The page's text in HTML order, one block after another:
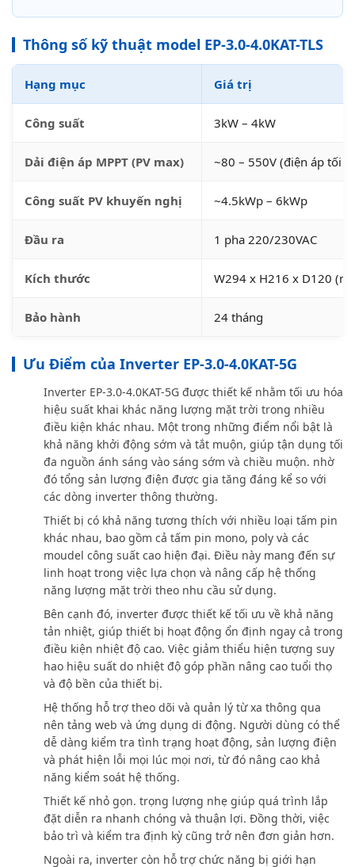
Thông số kỹ thuật model EP-3.0-4.0KAT-TLS
Hạng mục Giá trị
Công suất 3kW – 4kW
Dải điện áp MPPT (PV max) ~80 – 550V (điện áp tối
Công suất PV khuyến nghị ~4.5kWp – 6kWp
Đầu ra 1 pha 220/230VAC
Kích thước W294 x H216 x D120
Bảo hành 24 tháng
Ưu Điểm của Inverter EP-3.0-4.0KAT-5G
Inverter EP-3.0-4.0KAT-5G được thiết kế nhằm tối ưu hóa
hiệu suất khai khác năng lượng mặt trời trong nhiều
điều kiện khác nhau. Một trong những điểm nổi bật là
khả năng khởi động sớm và tắt muộn, giúp tận dụng tối
đa nguồn ánh sáng vào sáng sớm và chiều muộn. nhờ
đó tổng sản lượng điện được gia tăng đáng kể so với
các dòng inverter thông thường.
Thiết bị có khả năng tương thích với nhiều loại tấm pin
khác nhau, bao gồm cả tấm pin mono, poly và các
moudel công suất cao hiện đại. Điều này mang đến sự
linh hoạt trong việc lựa chọn và nâng cấp hệ thống
năng lượng mặt trời theo nhu cầu sử dụng.
Bên cạnh đó, inverter được thiết kế tối ưu về khả năng
tản nhiệt, giúp thiết bị hoạt động ổn định ngay cả trong
điều kiện nhiệt độ cao. Việc giảm thiểu hiện tượng suy
hao hiệu suất do nhiệt độ góp phần nâng cao tuổi thọ
và độ bền của thiết bị.
Hệ thống hỗ trợ theo dõi và quản lý từ xa thông qua
nên tảng web và ứng dụng di động. Người dùng có thể
dễ dàng kiểm tra tình trạng hoạt động, sản lượng điện
và phát hiện lỗi mọi lúc mọi nơi, từ đó nâng cao khả
năng kiểm soát hệ thống.
Thiết kế nhỏ gọn. trọng lượng nhẹ giúp quá trình lắp
đặt diễn ra nhanh chóng và thuận lợi. Đồng thời, việc
bảo trì và kiểm tra định kỳ cũng trở nên đơn giản hơn.
Ngoài ra, inverter còn hỗ trợ chức năng bị giới hạn